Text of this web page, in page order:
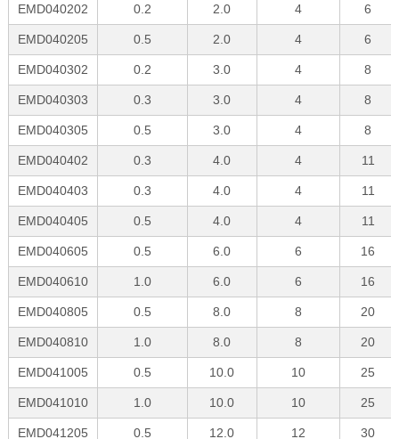
EMD040202 0.2 2.0 4 6
EMD040205 0.5 2.0 4 6
EMD040302 0.2 3.0 4 8
EMD040303 0.3 3.0 4 8
EMD040305 0.5 3.0 4 8
EMD040402 0.3 4.0 4 11
EMD040403 0.3 4.0 4 11
EMD040405 0.5 4.0 4 11
EMD040605 0.5 6.0 6 16
EMD040610 1.0 6.0 6 16
EMD040805 0.5 8.0 8 20
EMD040810 1.0 8.0 8 20
EMD041005 0.5 10.0 10 25
EMD041010 1.0 10.0 10 25
EMD041205 0.5 12.0 12 30